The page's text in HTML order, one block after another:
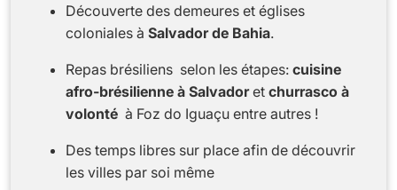
Découverte des demeures et églises
coloniales à Salvador de Bahia.
Repas brésiliens selon les étapes: cuisine
afro-brésilienne à Salvadoret churrasco à
volonté à Foz do Iguaçu entre autres !
Des temps libres sur place afin de découvrir
les villes par soi même